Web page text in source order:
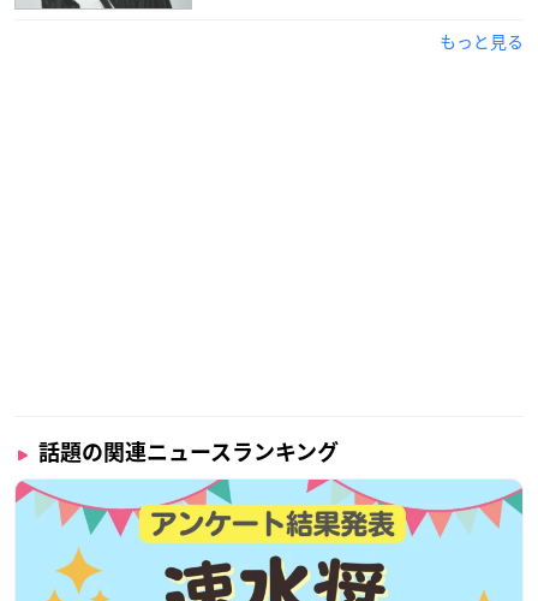
もっと見る
話題の関連ニュースランキング